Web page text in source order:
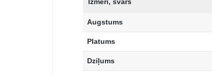
Augstums
Platums
Dziļums